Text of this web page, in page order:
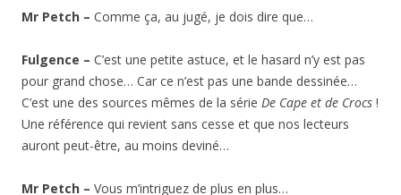
Mr Petch – Comme ça, au jugé, je dois dire que…
Fulgence – C’est une petite astuce, et le hasard n’y est pas
pour grand chose… Car ce n’est pas une bande dessinée…
C’est une des sources mêmes de la série De Cape et de Crocs !
Une référence qui revient sans cesse et que nos lecteurs
auront peut-être, au moins deviné…
Mr Petch – Vous m’intriguez de plus en plus…